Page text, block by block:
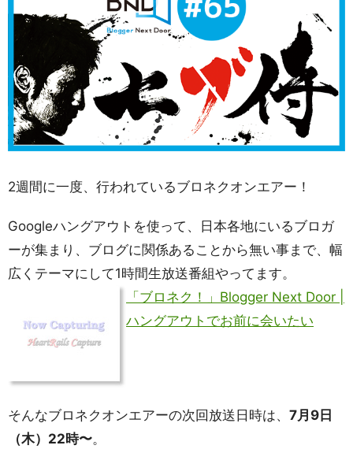
2週間に一度、行われているブロネクオンエアー！
Googleハングアウトを使って、日本各地にいるブロガ
ーが集まり、ブログに関係あることから無い事まで、幅
広くテーマにして1時間生放送番組やってます。
「ブロネク！」Blogger Next Door |
ハングアウトでお前に会いたい
そんなブロネクオンエアーの次回放送日時は、 7月9日
（木）22時〜。